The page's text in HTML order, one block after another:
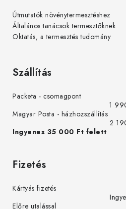
Útmutatók növénytermesztéshez
Általános tanácsok termesztőknek
Oktatás, a termesztés tudomány
Szállítás
Packeta - csomagpont
1
Magyar Posta - házhozszállítás
2
Ingyenes 35 000 Ft felett
Fizetés
Kártyás fizetés
Előre utalással